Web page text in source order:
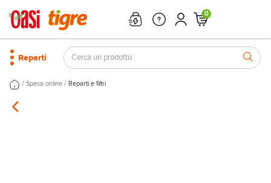
0
Reparti
/ Spesa online / Reparti e filtri